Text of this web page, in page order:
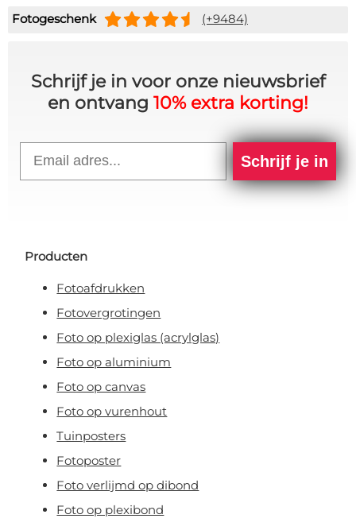
Fotogeschenk
(+9484)
Schrijf je in voor onze nieuwsbrief
en ontvang 10% extra korting!
Schrijf je in
Producten
Fotoafdrukken
Fotovergrotingen
Foto op plexiglas (acrylglas)
Foto op aluminium
Foto op canvas
Foto op vurenhout
Tuinposters
Fotoposter
Foto verlijmd op dibond
Foto op plexibond